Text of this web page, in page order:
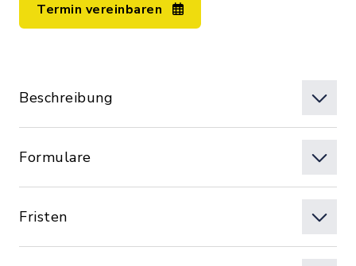
Termin vereinbaren
Beschreibung
Formulare
Fristen